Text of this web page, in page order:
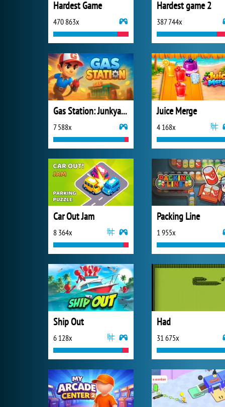
Hardest Game
470 863x
Hardest game 2
387 744x
Gas Station: Junkyard Tycoon
7 588x
Juice Merge
4 168x
Car Out Jam
8 364x
Packing Line
1 955x
Ship Out
6 128x
Had
31 675x